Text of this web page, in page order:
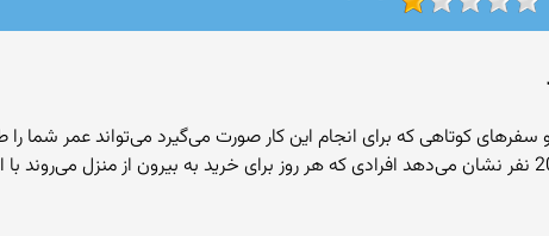
کوتاهی که برای انجام این کار صورت می‌گیرد می‌تواند عمر شما را